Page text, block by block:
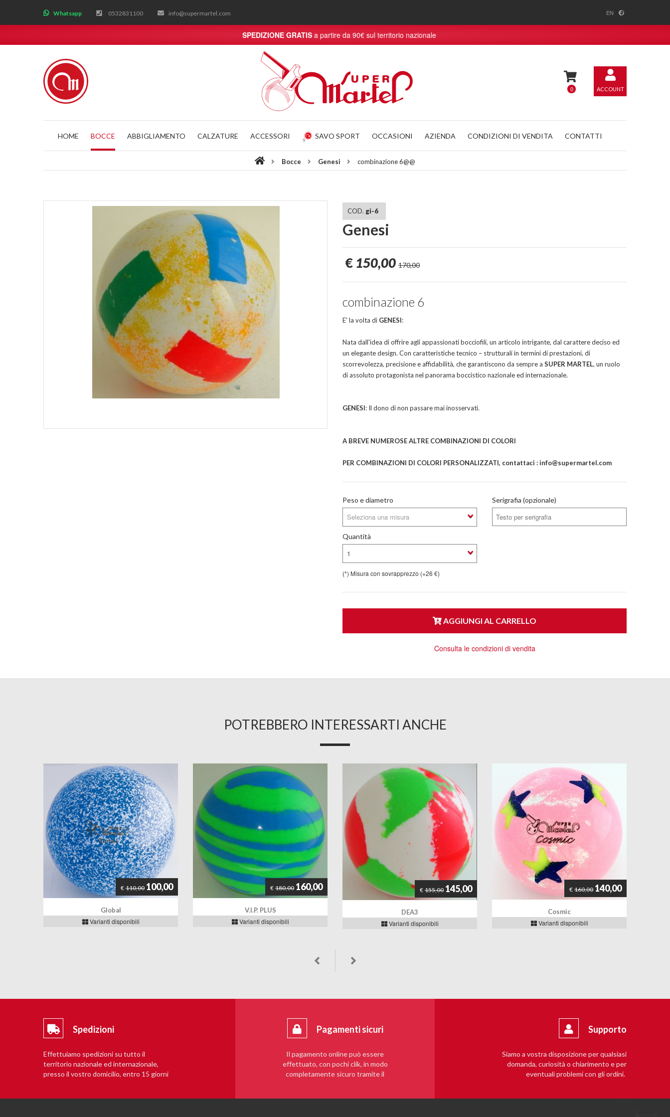
Whatsapp 0532831100 info@supermartel.com EN
SPEDIZIONE GRATISa partire da 90€ sul territorio nazionale
0 ACCOUNT
HOME BOCCE ABBIGLIAMENTO CALZATURE ACCESSORI SAVO SPORT OCCASIONI AZIENDA CONDIZIONI DI VENDITA CONTATTI
Bocce Genesi combinazione 6@@
COD. gi-6
Genesi
€ 150,00 170,00
combinazione 6
E' la volta di GENESI:
Nata dall'idea di offrire agli appassionati bocciofili, un articolo intrigante, dal carattere deciso ed
un elegante design. Con caratteristiche tecnico – strutturali in termini di prestazioni, di
scorrevolezza, precisione e affidabilità, che garantiscono da sempre a SUPER MARTEL, un ruolo
di assoluto protagonista nel panorama boccistico nazionale ed internazionale.
GENESI: Il dono di non passare mai inosservati.
A BREVE NUMEROSE ALTRE COMBINAZIONI DI COLORI
PER COMBINAZIONI DI COLORI PERSONALIZZATI, contattaci : info@supermartel.com
Peso e diametro
Seleziona una misura
Serigrafia (opzionale)
Quantità
1
(*) Misura con sovrapprezzo (+26 €)
AGGIUNGI AL CARRELLO
Consulta le condizioni di vendita
POTREBBERO INTERESSARTI ANCHE
€ 110,00 100,00
Global
Varianti disponibili
€ 180,00 160,00
V.I.P. PLUS
Varianti disponibili
€ 155,00 145,00
DEA3
Varianti disponibili
€ 160,00 140,00
Cosmic
Varianti disponibili
Spedizioni
Effettuiamo spedizioni su tutto il
territorio nazionale ed internazionale,
presso il vostro domicilio, entro 15 giorni
Pagamenti sicuri
Il pagamento online può essere
effettuato, con pochi clik, in modo
completamente sicuro tramite il
Supporto
Siamo a vostra disposizione per qualsiasi
domanda, curiosità o chiarimento e per
eventuali problemi con gli ordini.